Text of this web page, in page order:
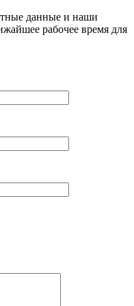
данные и наши
рабочее время для